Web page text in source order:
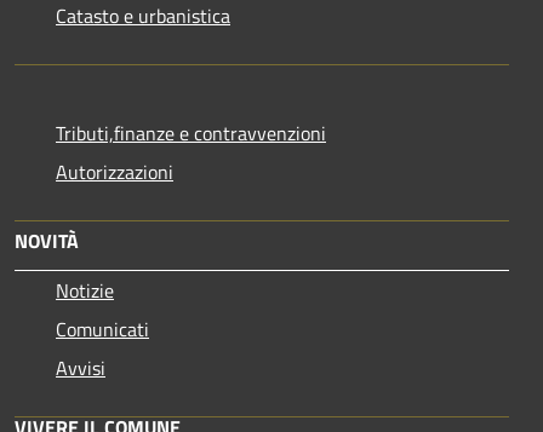
Catasto e urbanistica
Tributi,finanze e contravvenzioni
Autorizzazioni
NOVITÀ
Notizie
Comunicati
Avvisi